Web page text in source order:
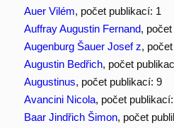
Auer Vilém, počet publikací: 1
Auffray Augustin Fernand,
Augenburg Šauer Josef z,
Augustin Bedřich, počet
Augustinus, počet publikací: 9
Avancini Nicola, počet
Baar Jindřich Šimon, počet